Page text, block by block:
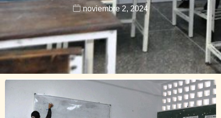
noviembre 2, 2024